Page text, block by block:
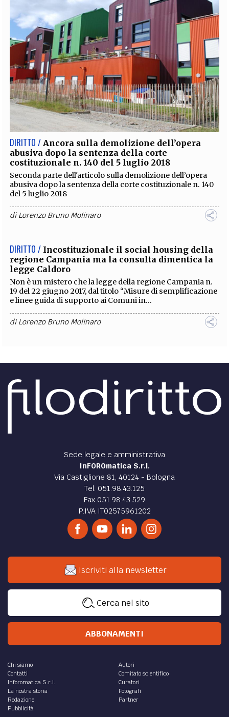
DIRITTO / Ancora sulla demolizione dell’opera
abusiva dopo la sentenza della corte
costituzionale n. 140 del 5 luglio 2018
Seconda parte dell'articolo sulla demolizione dell’opera
abusiva dopo la sentenza della corte costituzionale n. 140
del 5 luglio 2018
diLorenzo Bruno Molinaro
Incostituzionale il social housing della
regione Campania ma la consulta dimentica la
e linee guida di supporto ai Comuni in...
Lorenzo Bruno Molinaro
InFOROmatica S.r.l.
Via Castiglione 81, 40124 - Bologna
Tel. 051.98.43.125
P.IVA IT02575961202